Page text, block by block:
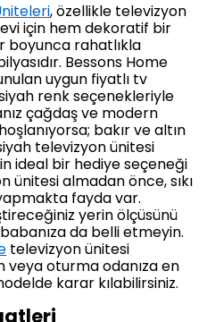
, özellikle televizyon
için hem dekoratif bir
boyunca rahatlıkla
Bessons Home
uygun fiyatlı tv
renk seçenekleriyle
çağdaş ve modern
bakır ve altın
televizyon ünitesi
ideal bir hediye seçeneği
ünitesi almadan önce, sıkı
fayda var.
yerin ölçüsünü
da belli etmeyin.
televizyon ünitesi
veya oturma odanıza en
karar kılabilirsiniz.